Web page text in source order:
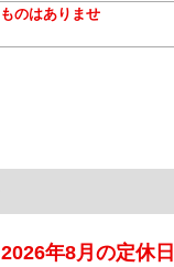
のはありませ
2026年8月の定休日